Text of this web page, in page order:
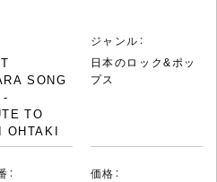
SONG
-
TO
OHTAKI
ジャンル：
日本のロック&ポッ
プス
価格：